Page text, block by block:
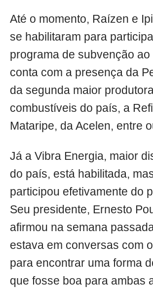
Até o momento, Raízen e
se habilitaram para
programa de subvenção ao
conta com a presença da
da segunda maior
combustíveis do país, a
Mataripe, da Acelen, entre
Já a Vibra Energia, maior
do país, está habilitada,
participou efetivamente do
Seu presidente, Ernesto
afirmou na semana
estava em conversas com
para encontrar uma forma
que fosse boa para ambas